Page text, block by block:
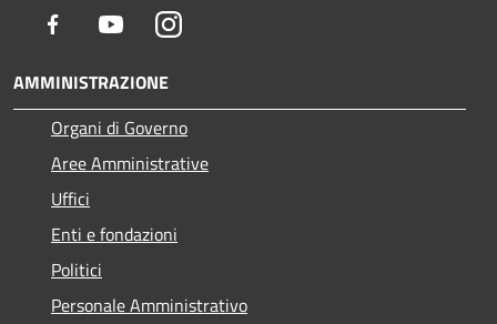
Facebook YoutubeInstagram
AMMINISTRAZIONE
Organi di Governo
Aree Amministrative
Uffici
Enti e fondazioni
Politici
Personale Amministrativo